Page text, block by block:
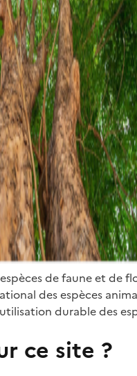
de faune et de
des espèces
durable des
ce site ?